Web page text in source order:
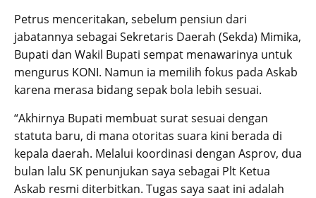
Petrus menceritakan, sebelum pensiun dari
jabatannya sebagai Sekretaris Daerah (Sekda) Mimika,
Bupati dan Wakil Bupati sempat menawarinya untuk
mengurus KONI. Namun ia memilih fokus pada Askab
karena merasa bidang sepak bola lebih sesuai.
“Akhirnya Bupati membuat surat sesuai dengan
statuta baru, di mana otoritas suara kini berada di
kepala daerah. Melalui koordinasi dengan Asprov, dua
bulan lalu SK penunjukan saya sebagai Plt Ketua
Askab resmi diterbitkan. Tugas saya saat ini adalah